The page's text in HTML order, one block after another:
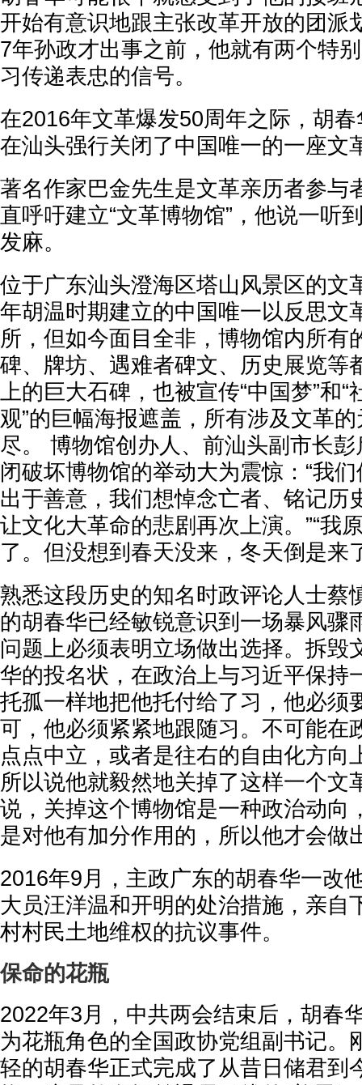
开始有意识地跟主张改革开放的团派
7年孙政才出事之前，他就有两个特
习传递表忠的信号。
在2016年文革爆发50周年之际，胡
在汕头强行关闭了中国唯一的一座文
著名作家巴金先生是文革亲历者参与
直呼吁建立“文革博物馆”，他说一听
发麻。
位于广东汕头澄海区塔山风景区的文
年胡温时期建立的中国唯一以反思文
所，但如今面目全非，博物馆内所有
碑、牌坊、遇难者碑文、历史展览等
上的巨大石碑，也被宣传“中国梦”和
观”的巨幅海报遮盖，所有涉及文革
尽。 博物馆创办人、前汕头副市长
闭破坏博物馆的举动大为震惊：“我
出于善意，我们想悼念亡者、铭记历
让文化大革命的悲剧再次上演。”“我
了。但没想到春天没来，冬天倒是来
熟悉这段历史的知名时政评论人士蔡
的胡春华已经敏锐意识到一场暴风骤
问题上必须表明立场做出选择。拆毁
华的投名状，在政治上与习近平保持
托孤一样地把他托付给了习，他必须
可，他必须紧紧地跟随习。不可能在
点点中立，或者是往右的自由化方向
所以说他就毅然地关掉了这样一个文
说，关掉这个博物馆是一种政治动向
是对他有加分作用的，所以他才会做
2016年9月，主政广东的胡春华一改
大员汪洋温和开明的处治措施，亲自
村村民土地维权的抗议事件。
保命的花瓶
2022年3月，中共两会结束后，胡春
为花瓶角色的全国政协党组副书记。
轻的胡春华正式完成了从昔日储君到